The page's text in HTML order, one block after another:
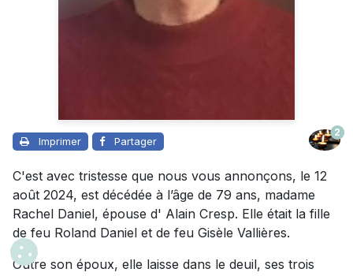
Imprimer Partager
2
C'est avec tristesse que nous vous annonçons, le 12
août 2024, est décédée à l’âge de 79 ans, madame
Rachel Daniel, épouse d' Alain Cresp. Elle était la fille
de feu Roland Daniel et de feu Gisèle Vallières.
Outre son époux, elle laisse dans le deuil, ses trois